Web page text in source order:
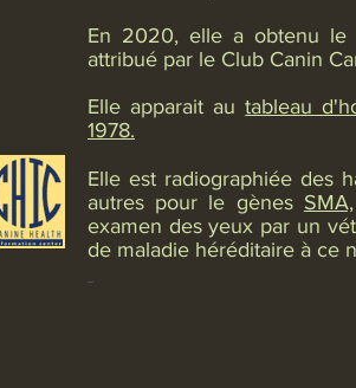
En 2020, elle a obtenu le
attribué par le Club Canin
Elle apparait autableau
1978.
Elle est radiographiée des
autres pour le gènes SMA,
examen des yeux par un
de maladie héréditaire à ce